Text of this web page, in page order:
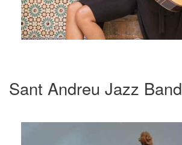
Sant Andreu Jazz Band